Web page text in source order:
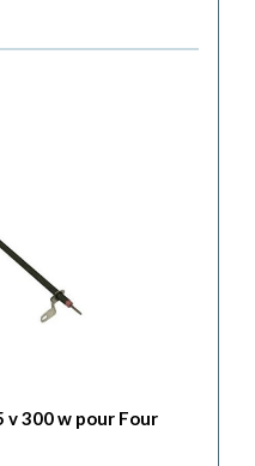
300 w pour Four